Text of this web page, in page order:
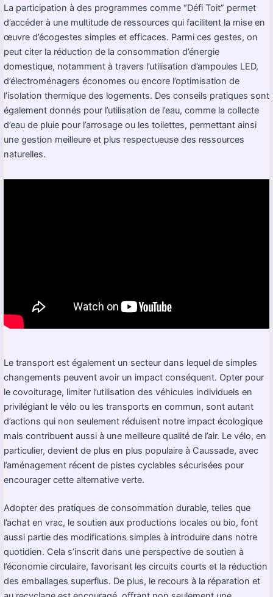
La participation à des programmes comme “Défi Toit” permet
d’accéder à une multitude de ressources qui facilitent la mise en
œuvre d’écogestes simples et efficaces. Parmi ces gestes, on
peut citer la réduction de la consommation d’énergie
domestique, notamment à travers l’utilisation d’ampoules LED,
d’électroménagers économes ou encore l’optimisation de
l’isolation thermique des logements. Des conseils pratiques sont
également donnés pour l’utilisation de l’eau, comme la collecte
d’eau de pluie pour l’arrosage ou les toilettes, permettant ainsi
une gestion meilleure et plus respectueuse des ressources
naturelles.
Le transport est également un secteur dans lequel de simples
changements peuvent avoir un impact conséquent. Opter pour
le covoiturage, limiter l’utilisation des véhicules individuels en
privilégiant le vélo ou les transports en commun, sont autant
d’actions qui non seulement réduisent notre impact écologique
mais contribuent aussi à une meilleure qualité de l’air. Le vélo, en
particulier, devient de plus en plus populaire à Caussade, avec
l’aménagement récent de pistes cyclables sécurisées pour
encourager cette alternative verte.
Adopter des pratiques de consommation durable, telles que
l’achat en vrac, le soutien aux productions locales ou bio, font
aussi partie des modifications simples à introduire dans notre
quotidien. Cela s’inscrit dans une perspective de soutien à
l’économie circulaire, favorisant les circuits courts et la réduction
des emballages superflus. De plus, le recours à la réparation et